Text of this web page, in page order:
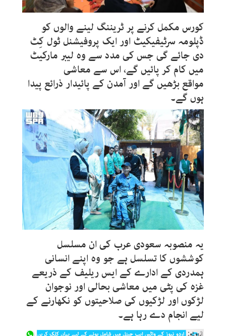
کورس مکمل کرنے پر ٹریننگ لینے والوں کو
ڈپلومہ سرٹیفیکیٹ اور ایک پروفیشنل ٹول کِٹ
دی جائے گی جس کی مدد سے وہ لیبر مارکیٹ
میں کام کر پائیں گے، اس سے معاشی
مواقع بڑھیں گے اور آمدن کے پائیدار ذرائع پیدا
ہوں گے۔
یہ منصوبہ سعودی عرب کی ان مسلسل
کوششوں کا تسلسل ہے جو وہ اپنے انسانی
ہمدردی کے ادارے کے ایس ریلیف کے ذریعے
غزہ کی پٹی میں معاشی بحالی اور نوجوان
لڑکوں اور لڑکیوں کی صلاحیتوں کو نکھارنے کے
لیے انجام دے رہا ہے۔